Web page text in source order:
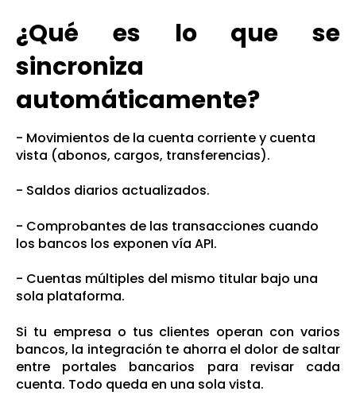
¿Qué es lo que se
sincroniza
automáticamente?
- Movimientos de la cuenta corriente y cuenta
vista (abonos, cargos, transferencias).
- Saldos diarios actualizados.
- Comprobantes de las transacciones cuando
los bancos los exponen vía API.
- Cuentas múltiples del mismo titular bajo una
sola plataforma.
Si tu empresa o tus clientes operan con varios
bancos, la integración te ahorra el dolor de saltar
entre portales bancarios para revisar cada
cuenta. Todo queda en una sola vista.